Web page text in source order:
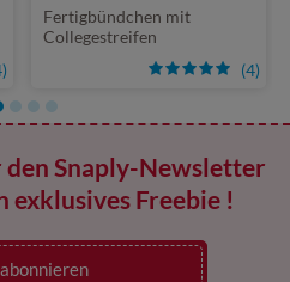
(4)
Fertigbündchen mit
Collegestreifen
Snaply-Newsletter
exklusives Freebie !